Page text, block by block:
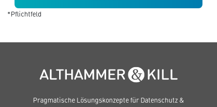
*Pflichtfeld
Pragmatische Lösungskonzepte für Datenschutz &